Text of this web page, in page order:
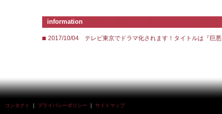
information
2017/10/04 テレビ東京でドラマ化されます！タイトルは『巨
コンタクト ｜ プライバシーポリシー ｜ サイトマップ